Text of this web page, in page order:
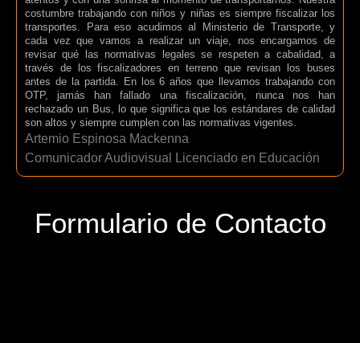
costumbre trabajando con niños y niñas es siempre fiscalizar los
transportes. Para eso acudimos al Ministerio de Transporte, y
cada vez que vamos a realizar un viaje, nos encargamos de
revisar qué las normativas legales se respeten a cabalidad, a
través de los fiscalizadores en terreno que revisan los buses
antes de la partida. En los 6 años que llevamos trabajando con
OTP, jamás han fallado una fiscalización, nunca nos han
rechazado un Bus, lo que significa que los estándares de calidad
son altos y siempre cumplen con las normativas vigentes.
Artemio Espinosa Mackenna
Comunicador Audiovisual Licenciado en Educación
Formulario de Contacto